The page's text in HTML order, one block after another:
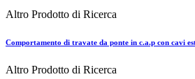
Altro Prodotto di Ricerca
Comportamento di travate da ponte in c.a.p con cavi
Altro Prodotto di Ricerca